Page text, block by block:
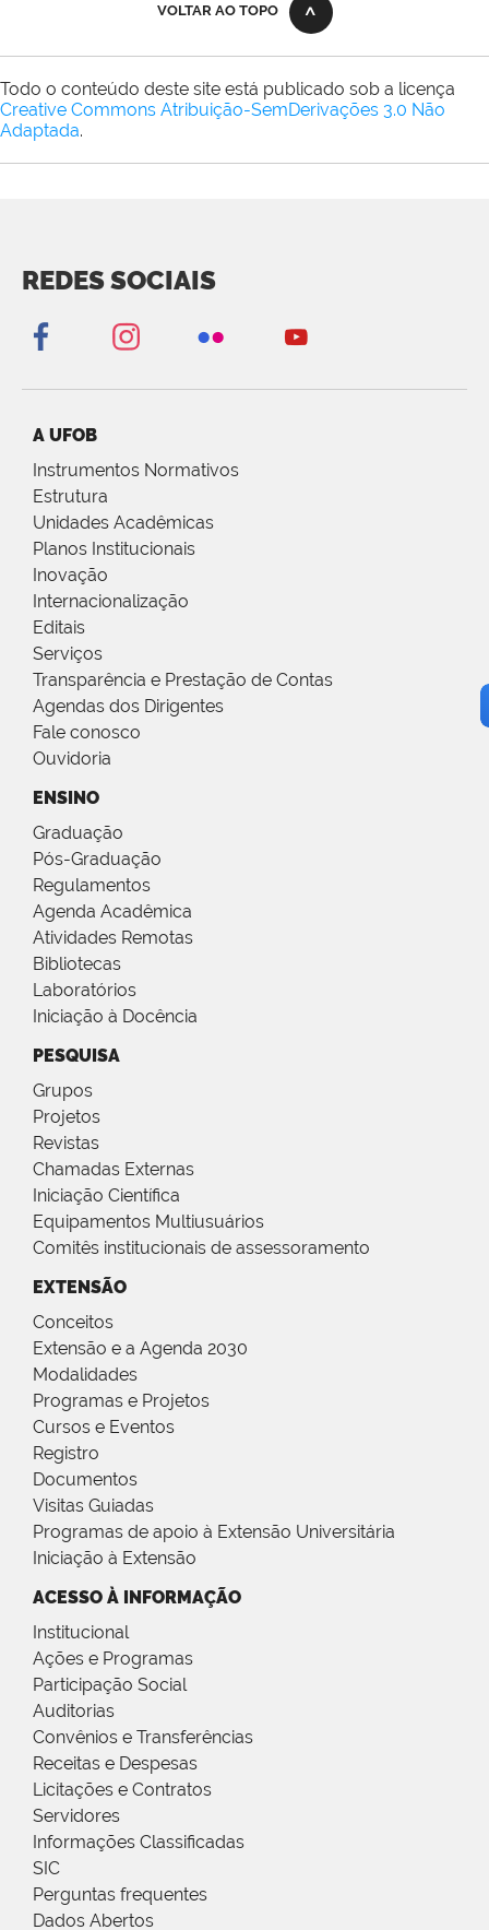
VOLTAR AO TOPO
Todo o conteúdo deste site está publicado sob a licença
Creative Commons Atribuição-SemDerivações 3.0 Não
Adaptada.
REDES SOCIAIS
A UFOB
Instrumentos Normativos
Estrutura
Unidades Acadêmicas
Planos Institucionais
Inovação
Internacionalização
Editais
Serviços
Transparência e Prestação de Contas
Agendas dos Dirigentes
Fale conosco
Ouvidoria
ENSINO
Graduação
Pós-Graduação
Regulamentos
Agenda Acadêmica
Atividades Remotas
Bibliotecas
Laboratórios
Iniciação à Docência
PESQUISA
Grupos
Projetos
Revistas
Chamadas Externas
Iniciação Científica
Equipamentos Multiusuários
Comitês institucionais de assessoramento
EXTENSÃO
Conceitos
Extensão e a Agenda 2030
Modalidades
Programas e Projetos
Cursos e Eventos
Registro
Documentos
Visitas Guiadas
Programas de apoio à Extensão Universitária
Iniciação à Extensão
ACESSO À INFORMAÇÃO
Institucional
Ações e Programas
Participação Social
Auditorias
Convênios e Transferências
Receitas e Despesas
Licitações e Contratos
Servidores
Informações Classificadas
SIC
Perguntas frequentes
Dados Abertos